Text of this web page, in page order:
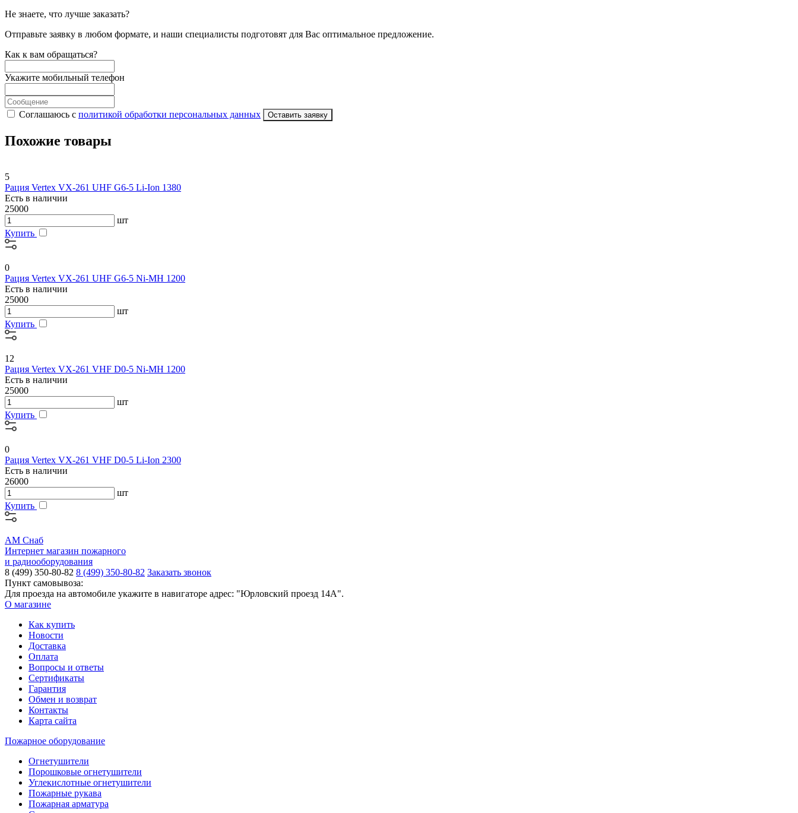
Не знаете, что лучше заказать?
Отправьте заявку в любом формате, и наши специалисты подготовят для Вас оптимальное предложение.
Как к вам обращаться?
Укажите мобильный телефон
Соглашаюсь с политикой обработки персональных данных Оставить заявку
Похожие товары
5
Рация Vertex VX-261 UHF G6-5 Li-Ion 1380
Есть в наличии
25000
шт
Купить
0
Рация Vertex VX-261 UHF G6-5 Ni-MH 1200
Есть в наличии
25000
шт
Купить
12
Рация Vertex VX-261 VHF D0-5 Ni-MH 1200
Есть в наличии
25000
шт
Купить
0
Рация Vertex VX-261 VHF D0-5 Li-Ion 2300
Есть в наличии
26000
шт
Купить
АМ Снаб
Интернет магазин пожарного
и радиооборудования
8 (499) 350-80-82 8 (499) 350-80-82 Заказать звонок
Пункт самовывоза:
Для проезда на автомобиле укажите в навигаторе адрес: "Юрловский проезд 14А".
О магазине
Как купить
Новости
Доставка
Оплата
Вопросы и ответы
Сертификаты
Гарантия
Обмен и возврат
Контакты
Карта сайта
Пожарное оборудование
Огнетушители
Порошковые огнетушители
Углекислотные огнетушители
Пожарные рукава
Пожарная арматура